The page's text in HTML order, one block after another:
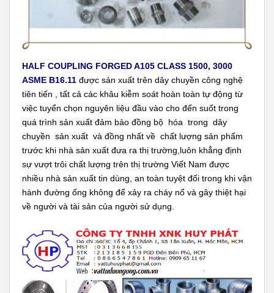
HALF COUPLING FORGED A105 CLASS 1500, 3000
ASME B16.11 được sản xuất trên dây chuyền công nghệ
tiên tiến , tất cả các khâu kiễm soát hoàn toàn tự động từ
việc tuyển chọn nguyên liệu đầu vào cho đến suốt trong
quá trình sản xuất đảm bảo đồng bộ hóa trong dây
chuyền sản xuất và đồng nhất về chất lượng sản phẩm
trước khi nhà sản xuất đưa ra thị trường,luôn khẳng định
sự vượt trôi chất lượng trên thị trường Viết Nam được
nhiều nhà sản xuất tin dùng, an toàn tuyệt đối trong khi vận
hành đường ống không để xảy ra cháy nổ và gây thiệt hại
về người và tài sản của người sử dụng.